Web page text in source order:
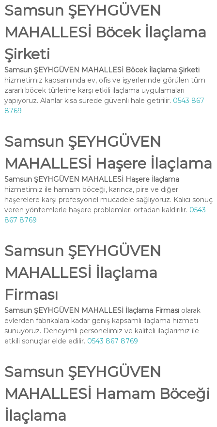
Samsun ŞEYHGÜVEN
MAHALLESİ Böcek İlaçlama
Şirketi
Samsun ŞEYHGÜVEN MAHALLESİ Böcek İlaçlama Şirketi
hizmetimiz kapsamında ev, ofis ve işyerlerinde görülen tüm
zararlı böcek türlerine karşı etkili ilaçlama uygulamaları
yapıyoruz. Alanlar kısa sürede güvenli hale getirilir. 0543 867
8769
Samsun ŞEYHGÜVEN
MAHALLESİ Haşere İlaçlama
Samsun ŞEYHGÜVEN MAHALLESİ Haşere İlaçlama
hizmetimiz ile hamam böceği, karınca, pire ve diğer
haşerelere karşı profesyonel mücadele sağlıyoruz. Kalıcı sonuç
veren yöntemlerle haşere problemleri ortadan kaldırılır. 0543
867 8769
Samsun ŞEYHGÜVEN
MAHALLESİ İlaçlama
Firması
Samsun ŞEYHGÜVEN MAHALLESİ İlaçlama Firmasıolarak
evlerden fabrikalara kadar geniş kapsamlı ilaçlama hizmeti
sunuyoruz. Deneyimli personelimiz ve kaliteli ilaçlarımız ile
etkili sonuçlar elde edilir. 0543 867 8769
Samsun ŞEYHGÜVEN
MAHALLESİ Hamam Böceği
İlaçlama